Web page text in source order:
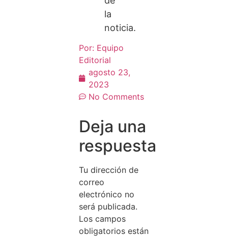
la
noticia.
Por: Equipo
Editorial
agosto 23,
2023
No Comments
Deja una
respuesta
Tu dirección de
correo
electrónico no
será publicada.
Los campos
obligatorios están